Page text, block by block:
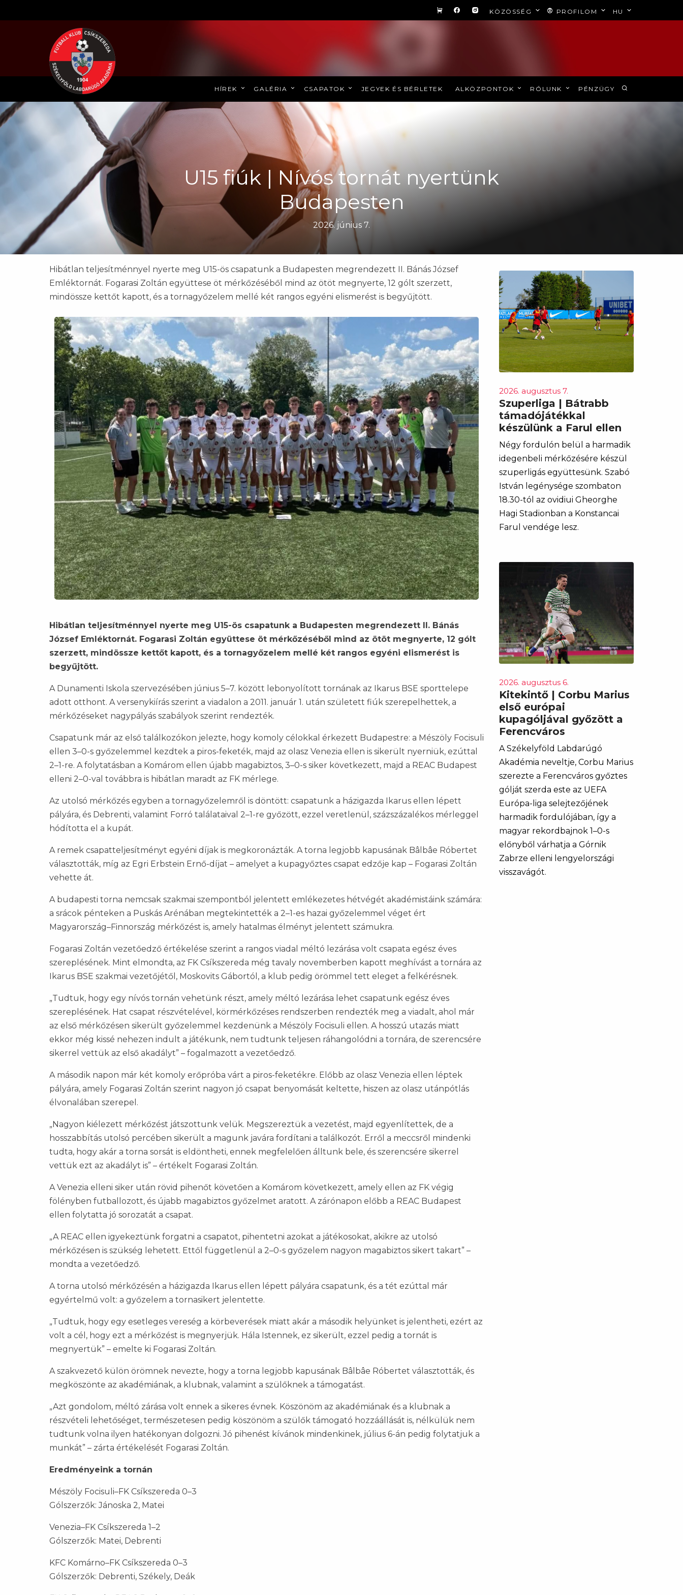
KÖZÖSSÉG PROFILOM HU
HÍREK GALÉRIA CSAPATOK JEGYEK ÉS BÉRLETEK ALKÖZPONTOK RÓLUNK PÉNZÜGY
U15 fiúk | Nívós tornát nyertünk
Budapesten
2026. június 7.
Hibátlan teljesítménnyel nyerte meg U15-ös csapatunk a Budapesten megrendezett II. Bánás József
Emléktornát. Fogarasi Zoltán együttese öt mérkőzéséből mind az ötöt megnyerte, 12 gólt szerzett,
mindössze kettőt kapott, és a tornagyőzelem mellé két rangos egyéni elismerést is begyűjtött.
Hibátlan teljesítménnyel nyerte meg U15-ös csapatunk a Budapesten megrendezett II. Bánás
József Emléktornát. Fogarasi Zoltán együttese öt mérkőzéséből mind az ötöt megnyerte, 12 gólt
szerzett, mindössze kettőt kapott, és a tornagyőzelem mellé két rangos egyéni elismerést is
begyűjtött.
A Dunamenti Iskola szervezésében június 5–7. között lebonyolított tornának az Ikarus BSE sporttelepe
adott otthont. A versenykiírás szerint a viadalon a 2011. január 1. után született fiúk szerepelhettek, a
mérkőzéseket nagypályás szabályok szerint rendezték.
Csapatunk már az első találkozókon jelezte, hogy komoly célokkal érkezett Budapestre: a Mészöly Focisuli
ellen 3–0-s győzelemmel kezdtek a piros-feketék, majd az olasz Venezia ellen is sikerült nyerniük, ezúttal
2–1-re. A folytatásban a Komárom ellen újabb magabiztos, 3–0-s siker következett, majd a REAC Budapest
elleni 2–0-val továbbra is hibátlan maradt az FK mérlege.
Az utolsó mérkőzés egyben a tornagyőzelemről is döntött: csapatunk a házigazda Ikarus ellen lépett
pályára, és Debrenti, valamint Forró találataival 2–1-re győzött, ezzel veretlenül, százszázalékos mérleggel
hódította el a kupát.
A remek csapatteljesítményt egyéni díjak is megkoronázták. A torna legjobb kapusának Bâlbâe Róbertet
választották, míg az Egri Erbstein Ernő-díjat – amelyet a kupagyőztes csapat edzője kap – Fogarasi Zoltán
vehette át.
A budapesti torna nemcsak szakmai szempontból jelentett emlékezetes hétvégét akadémistáink számára:
a srácok pénteken a Puskás Arénában megtekintették a 2–1-es hazai győzelemmel véget ért
Magyarország–Finnország mérkőzést is, amely hatalmas élményt jelentett számukra.
Fogarasi Zoltán vezetőedző értékelése szerint a rangos viadal méltó lezárása volt csapata egész éves
szereplésének. Mint elmondta, az FK Csíkszereda még tavaly novemberben kapott meghívást a tornára az
Ikarus BSE szakmai vezetőjétől, Moskovits Gábortól, a klub pedig örömmel tett eleget a felkérésnek.
„Tudtuk, hogy egy nívós tornán vehetünk részt, amely méltó lezárása lehet csapatunk egész éves
szereplésének. Hat csapat részvételével, körmérkőzéses rendszerben rendezték meg a viadalt, ahol már
az első mérkőzésen sikerült győzelemmel kezdenünk a Mészöly Focisuli ellen. A hosszú utazás miatt
ekkor még kissé nehezen indult a játékunk, nem tudtunk teljesen ráhangolódni a tornára, de szerencsére
sikerrel vettük az első akadályt” – fogalmazott a vezetőedző.
A második napon már két komoly erőpróba várt a piros-feketékre. Előbb az olasz Venezia ellen léptek
pályára, amely Fogarasi Zoltán szerint nagyon jó csapat benyomását keltette, hiszen az olasz utánpótlás
élvonalában szerepel.
„Nagyon kiélezett mérkőzést játszottunk velük. Megszereztük a vezetést, majd egyenlítettek, de a
hosszabbítás utolsó percében sikerült a magunk javára fordítani a találkozót. Erről a meccsről mindenki
tudta, hogy akár a torna sorsát is eldöntheti, ennek megfelelően álltunk bele, és szerencsére sikerrel
vettük ezt az akadályt is” – értékelt Fogarasi Zoltán.
A Venezia elleni siker után rövid pihenőt követően a Komárom következett, amely ellen az FK végig
fölényben futballozott, és újabb magabiztos győzelmet aratott. A zárónapon előbb a REAC Budapest
ellen folytatta jó sorozatát a csapat.
„A REAC ellen igyekeztünk forgatni a csapatot, pihentetni azokat a játékosokat, akikre az utolsó
mérkőzésen is szükség lehetett. Ettől függetlenül a 2–0-s győzelem nagyon magabiztos sikert takart” –
mondta a vezetőedző.
A torna utolsó mérkőzésén a házigazda Ikarus ellen lépett pályára csapatunk, és a tét ezúttal már
egyértelmű volt: a győzelem a tornasikert jelentette.
„Tudtuk, hogy egy esetleges vereség a körbeverések miatt akár a második helyünket is jelentheti, ezért az
volt a cél, hogy ezt a mérkőzést is megnyerjük. Hála Istennek, ez sikerült, ezzel pedig a tornát is
megnyertük” – emelte ki Fogarasi Zoltán.
A szakvezető külön örömnek nevezte, hogy a torna legjobb kapusának Bâlbâe Róbertet választották, és
megköszönte az akadémiának, a klubnak, valamint a szülőknek a támogatást.
„Azt gondolom, méltó zárása volt ennek a sikeres évnek. Köszönöm az akadémiának és a klubnak a
részvételi lehetőséget, természetesen pedig köszönöm a szülők támogató hozzáállását is, nélkülük nem
tudtunk volna ilyen hatékonyan dolgozni. Jó pihenést kívánok mindenkinek, július 6-án pedig folytatjuk a
munkát” – zárta értékelését Fogarasi Zoltán.
Eredményeink a tornán
Mészöly Focisuli–FK Csíkszereda 0–3
Gólszerzők: Jánoska 2, Matei
Venezia–FK Csíkszereda 1–2
Gólszerzők: Matei, Debrenti
KFC Komárno–FK Csíkszereda 0–3
Gólszerzők: Debrenti, Székely, Deák
2026. augusztus 7.
Szuperliga | Bátrabb
támadójátékkal
készülünk a Farul ellen
Négy fordulón belül a harmadik
idegenbeli mérkőzésére készül
szuperligás együttesünk. Szabó
István legénysége szombaton
18.30-tól az ovidiui Gheorghe
Hagi Stadionban a Konstancai
Farul vendége lesz.
2026. augusztus 6.
Kitekintő | Corbu Marius
első európai
kupagóljával győzött a
Ferencváros
A Székelyföld Labdarúgó
Akadémia neveltje, Corbu Marius
szerezte a Ferencváros győztes
gólját szerda este az UEFA
Európa-liga selejtezőjének
harmadik fordulójában, így a
magyar rekordbajnok 1–0-s
előnyből várhatja a Górnik
Zabrze elleni lengyelországi
visszavágót.